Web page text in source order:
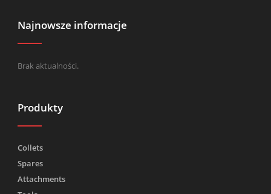
Najnowsze informacje
Brak aktualności.
Produkty
Collets
Spares
Attachments